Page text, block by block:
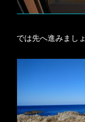
では先へ進みまし